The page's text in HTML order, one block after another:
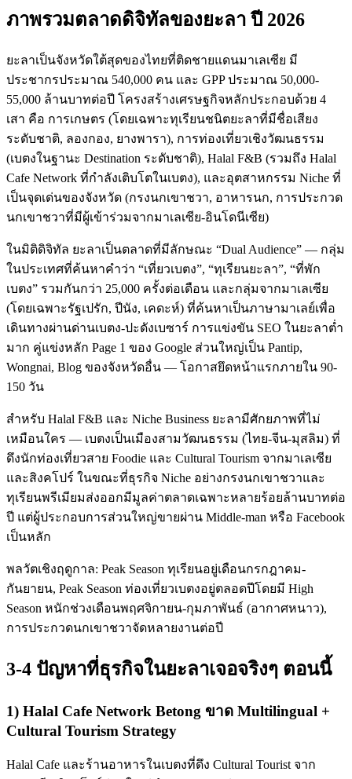
ภาพรวมตลาดดิจิทัลของยะลา ปี 2026
ยะลาเป็นจังหวัดใต้สุดของไทยที่ติดชายแดนมาเลเซีย มี
ประชากรประมาณ 540,000 คน และ GPP ประมาณ 50,000-
55,000 ล้านบาทต่อปี โครงสร้างเศรษฐกิจหลักประกอบด้วย 4
เสา คือ การเกษตร (โดยเฉพาะทุเรียนชนิตยะลาที่มีชื่อเสียง
ระดับชาติ, ลองกอง, ยางพารา), การท่องเที่ยวเชิงวัฒนธรรม
(เบตงในฐานะ Destination ระดับชาติ), Halal F&B (รวมถึง Halal
Cafe Network ที่กำลังเติบโตในเบตง), และอุตสาหกรรม Niche ที่
เป็นจุดเด่นของจังหวัด (กรงนกเขาชวา, อาหารนก, การประกวด
นกเขาชวาที่มีผู้เข้าร่วมจากมาเลเซีย-อินโดนีเซีย)
ในมิติดิจิทัล ยะลาเป็นตลาดที่มีลักษณะ “Dual Audience” — กลุ่ม
ในประเทศที่ค้นหาคำว่า “เที่ยวเบตง”, “ทุเรียนยะลา”, “ที่พัก
เบตง” รวมกันกว่า 25,000 ครั้งต่อเดือน และกลุ่มจากมาเลเซีย
(โดยเฉพาะรัฐเปรัก, ปีนัง, เคดะห์) ที่ค้นหาเป็นภาษามาเลย์เพื่อ
เดินทางผ่านด่านเบตง-ปะดังเบซาร์ การแข่งขัน SEO ในยะลาต่ำ
มาก คู่แข่งหลัก Page 1 ของ Google ส่วนใหญ่เป็น Pantip,
Wongnai, Blog ของจังหวัดอื่น — โอกาสยึดหน้าแรกภายใน 90-
150 วัน
สำหรับ Halal F&B และ Niche Business ยะลามีศักยภาพที่ไม่
เหมือนใคร — เบตงเป็นเมืองสามวัฒนธรรม (ไทย-จีน-มุสลิม) ที่
ดึงนักท่องเที่ยวสาย Foodie และ Cultural Tourism จากมาเลเซีย
และสิงคโปร์ ในขณะที่ธุรกิจ Niche อย่างกรงนกเขาชวาและ
ทุเรียนพรีเมียมส่งออกมีมูลค่าตลาดเฉพาะหลายร้อยล้านบาทต่อ
ปี แต่ผู้ประกอบการส่วนใหญ่ขายผ่าน Middle-man หรือ Facebook
เป็นหลัก
พลวัตเชิงฤดูกาล: Peak Season ทุเรียนอยู่เดือนกรกฎาคม-
กันยายน, Peak Season ท่องเที่ยวเบตงอยู่ตลอดปีโดยมี High
Season หนักช่วงเดือนพฤศจิกายน-กุมภาพันธ์ (อากาศหนาว),
การประกวดนกเขาชวาจัดหลายงานต่อปี
3-4 ปัญหาที่ธุรกิจในยะลาเจอจริงๆ ตอนนี้
1) Halal Cafe Network Betong ขาด Multilingual +
Cultural Tourism Strategy
Halal Cafe และร้านอาหารในเบตงที่ดึง Cultural Tourist จาก